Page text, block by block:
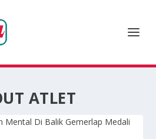
ATLET